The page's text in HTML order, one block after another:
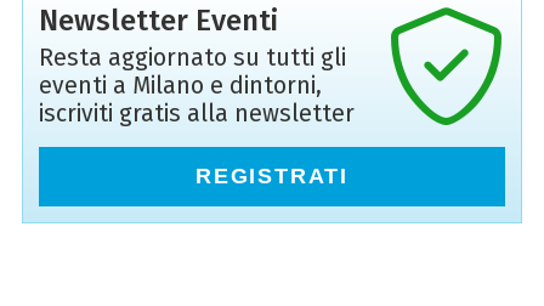
Newsletter Eventi
Resta aggiornato su tutti gli
eventi a Milano e dintorni,
iscriviti gratis alla newsletter
REGISTRATI